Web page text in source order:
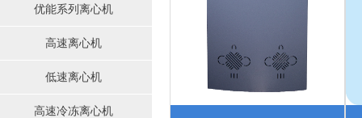
优能系列离心机
高速离心机
低速离心机
高速冷冻离心机